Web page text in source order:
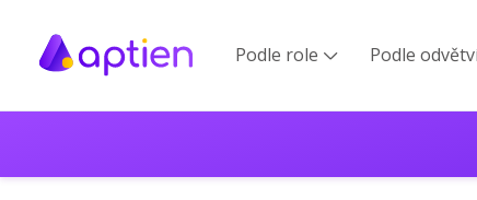
Podle role  Podle